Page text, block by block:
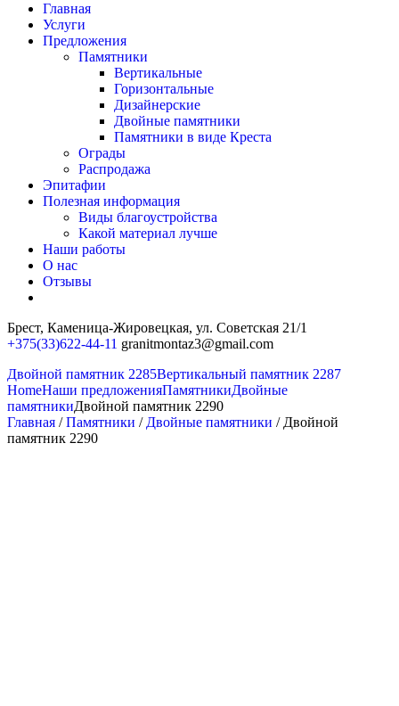
Главная
Услуги
Предложения
Памятники
Вертикальные
Горизонтальные
Дизайнерские
Двойные памятники
Памятники в виде Креста
Ограды
Распродажа
Эпитафии
Полезная информация
Виды благоустройства
Какой материал лучше
Наши работы
О нас
Отзывы
Брест, Каменица-Жировецкая, ул. Советская 21/1
+375(33)622-44-11 granitmontaz3@gmail.com
Двойной памятник 2285Вертикальный памятник 2287
HomeНаши предложенияПамятникиДвойные
памятникиДвойной памятник 2290
Главная /Памятники / Двойные памятники / Двойной
памятник 2290